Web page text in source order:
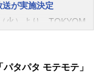
の故郷のモデルと
市にて、ARイベン
ました！市内に設
読み込むと、キャラ
影ができます。さ
が実施決定
火）より、TOKYOM
カチカ」の先行場
じが公開となりま
タパタ モテモテ」